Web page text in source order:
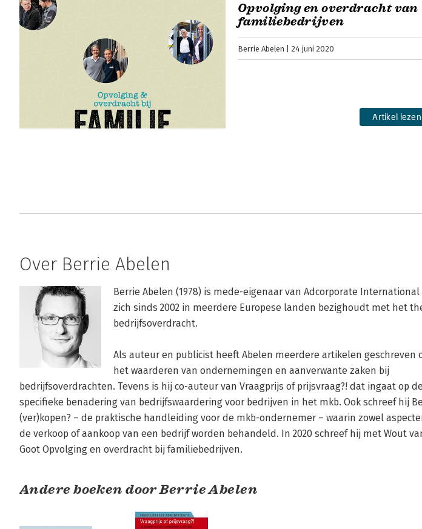
Opvolging en overdracht van
familiebedrijven
Berrie Abelen 24 juni 2020
Artikel lezen
Over Berrie Abelen
Berrie Abelen (1978) is mede-eigenaar van Adcorporate
zich sinds 2002 in meerdere Europese landen bezighoudt met het
bedrijfsoverdracht.
Als auteur en publicist heeft Abelen meerdere artikelen geschreven
het waarderen van ondernemingen en aanverwante zaken bij
bedrijfsoverdrachten. Tevens is hij co-auteur van Vraagprijs of prijsvraag?! dat ingaat op
specifieke benadering van bedrijfswaardering voor bedrijven in het mkb. Ook schreef hij
(ver)kopen? – de praktische handleiding voor de mkb-ondernemer – waarin zowel
de verkoop of aankoop van een bedrijf worden behandeld. In 2020 schreef hij met Wout
Goot Opvolging en overdracht bij familiebedrijven.
Andere boeken door Berrie Abelen